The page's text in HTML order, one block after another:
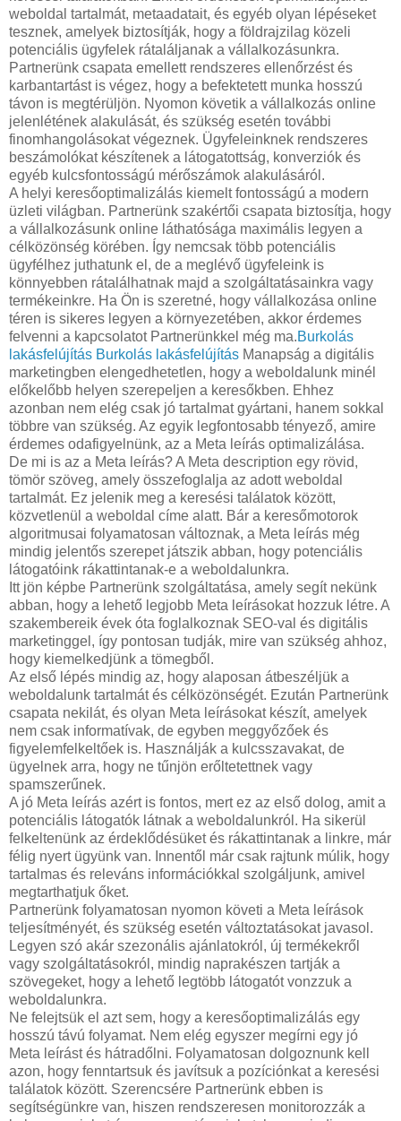
weboldal tartalmát, metaadatait, és egyéb olyan lépéseket
tesznek, amelyek biztosítják, hogy a földrajzilag közeli
potenciális ügyfelek rátaláljanak a vállalkozásunkra.
Partnerünk csapata emellett rendszeres ellenőrzést és
karbantartást is végez, hogy a befektetett munka hosszú
távon is megtérüljön. Nyomon követik a vállalkozás online
jelenlétének alakulását, és szükség esetén további
finomhangolásokat végeznek. Ügyfeleinknek rendszeres
beszámolókat készítenek a látogatottság, konverziók és
egyéb kulcsfontosságú mérőszámok alakulásáról.
A helyi keresőoptimalizálás kiemelt fontosságú a modern
üzleti világban. Partnerünk szakértői csapata biztosítja, hogy
a vállalkozásunk online láthatósága maximális legyen a
célközönség körében. Így nemcsak több potenciális
ügyfélhez juthatunk el, de a meglévő ügyfeleink is
könnyebben rátalálhatnak majd a szolgáltatásainkra vagy
termékeinkre. Ha Ön is szeretné, hogy vállalkozása online
téren is sikeres legyen a környezetében, akkor érdemes
felvenni a kapcsolatot Partnerünkkel még ma.Burkolás
lakásfelújítás Burkolás lakásfelújítás Manapság a digitális
marketingben elengedhetetlen, hogy a weboldalunk minél
előkelőbb helyen szerepeljen a keresőkben. Ehhez
azonban nem elég csak jó tartalmat gyártani, hanem sokkal
többre van szükség. Az egyik legfontosabb tényező, amire
érdemes odafigyelnünk, az a Meta leírás optimalizálása.
De mi is az a Meta leírás? A Meta description egy rövid,
tömör szöveg, amely összefoglalja az adott weboldal
tartalmát. Ez jelenik meg a keresési találatok között,
közvetlenül a weboldal címe alatt. Bár a keresőmotorok
algoritmusai folyamatosan változnak, a Meta leírás még
mindig jelentős szerepet játszik abban, hogy potenciális
látogatóink rákattintanak-e a weboldalunkra.
Itt jön képbe Partnerünk szolgáltatása, amely segít nekünk
abban, hogy a lehető legjobb Meta leírásokat hozzuk létre. A
szakembereik évek óta foglalkoznak SEO-val és digitális
marketinggel, így pontosan tudják, mire van szükség ahhoz,
hogy kiemelkedjünk a tömegből.
Az első lépés mindig az, hogy alaposan átbeszéljük a
weboldalunk tartalmát és célközönségét. Ezután Partnerünk
csapata nekilát, és olyan Meta leírásokat készít, amelyek
nem csak informatívak, de egyben meggyőzőek és
figyelemfelkeltőek is. Használják a kulcsszavakat, de
ügyelnek arra, hogy ne tűnjön erőltetettnek vagy
spamszerűnek.
A jó Meta leírás azért is fontos, mert ez az első dolog, amit a
potenciális látogatók látnak a weboldalunkról. Ha sikerül
felkeltenünk az érdeklődésüket és rákattintanak a linkre, már
félig nyert ügyünk van. Innentől már csak rajtunk múlik, hogy
tartalmas és releváns információkkal szolgáljunk, amivel
megtarthatjuk őket.
Partnerünk folyamatosan nyomon követi a Meta leírások
teljesítményét, és szükség esetén változtatásokat javasol.
Legyen szó akár szezonális ajánlatokról, új termékekről
vagy szolgáltatásokról, mindig naprakészen tartják a
szövegeket, hogy a lehető legtöbb látogatót vonzzuk a
weboldalunkra.
Ne felejtsük el azt sem, hogy a keresőoptimalizálás egy
hosszú távú folyamat. Nem elég egyszer megírni egy jó
Meta leírást és hátradőlni. Folyamatosan dolgoznunk kell
azon, hogy fenntartsuk és javítsuk a pozíciónkat a keresési
találatok között. Szerencsére Partnerünk ebben is
segítségünkre van, hiszen rendszeresen monitorozzák a